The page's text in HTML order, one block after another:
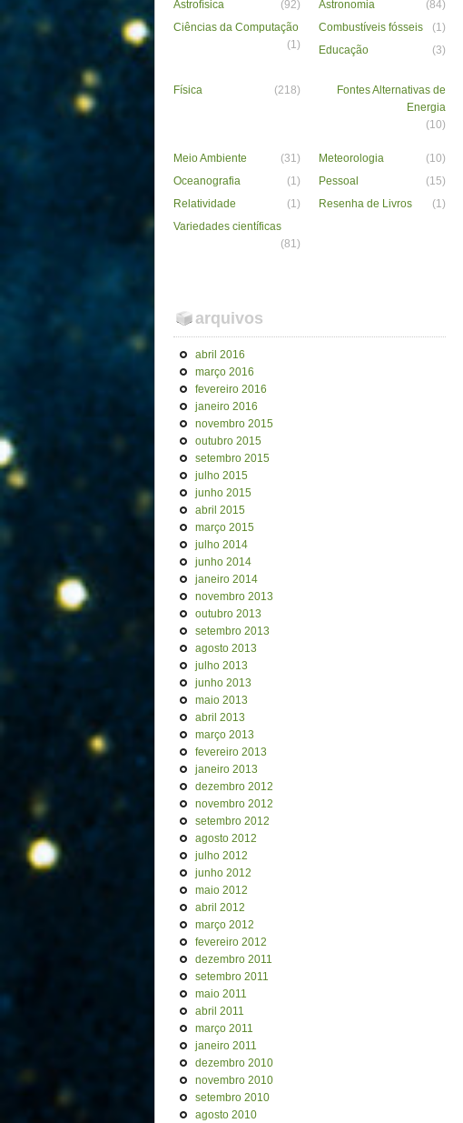
Astrofísica (92) Astronomia (84)
Ciências da Computação
(1)
Combustíveis fósseis (1)
Educação
(3)
Física
(218)
Fontes Alternativas de
Energia
(10)
Meio Ambiente
(31) Meteorologia (10)
Oceanografia
(1) Pessoal (15)
Relatividade
(1) Resenha de Livros (1)
Variedades científicas
(81)
arquivos
abril 2016
março 2016
fevereiro 2016
janeiro 2016
novembro 2015
outubro 2015
setembro 2015
julho 2015
junho 2015
abril 2015
março 2015
julho 2014
junho 2014
janeiro 2014
novembro 2013
outubro 2013
setembro 2013
agosto 2013
julho 2013
junho 2013
maio 2013
abril 2013
março 2013
fevereiro 2013
janeiro 2013
dezembro 2012
novembro 2012
setembro 2012
agosto 2012
julho 2012
junho 2012
maio 2012
abril 2012
março 2012
fevereiro 2012
dezembro 2011
setembro 2011
maio 2011
abril 2011
março 2011
janeiro 2011
dezembro 2010
novembro 2010
setembro 2010
agosto 2010